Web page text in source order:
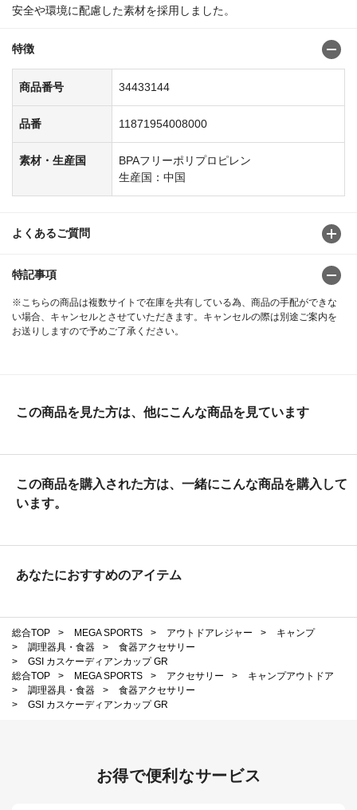
安全や環境に配慮した素材を採用しました。
特徴
商品番号 34433144
品番 11871954008000
素材・生産国
BPAフリーポリプロピレン
生産国：中国
よくあるご質問
特記事項
※こちらの商品は複数サイトで在庫を共有している為、商品の手配ができな
い場合、キャンセルとさせていただきます。キャンセルの際は別途ご案内を
お送りしますので予めご了承ください。
この商品を見た方は、他にこんな商品を見ています
この商品を購入された方は、一緒にこんな商品を購入して
います。
あなたにおすすめのアイテム
総合TOP > MEGA SPORTS > アウトドアレジャー >
キャンプ
>
調理器具・食器 >
食器アクセサリー
>
GSI カスケーディアンカップ GR
総合TOP
> MEGA SPORTS > アクセサリー >
キャンプアウトドア
>
調理器具・食器 >
食器アクセサリー
>
GSI カスケーディアンカップ GR
お得で便利なサービス